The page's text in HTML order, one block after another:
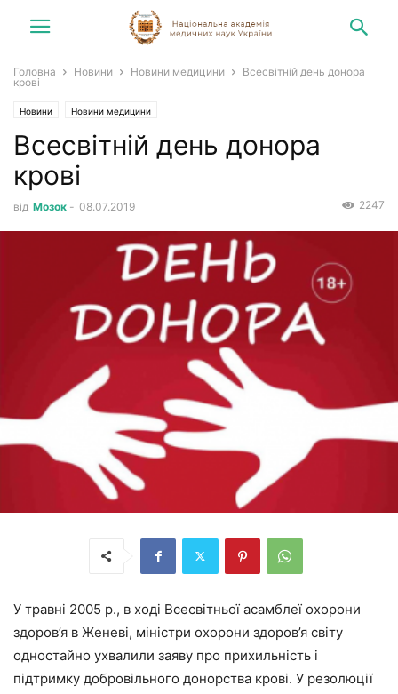
Головна Новини Новини медицини
Всесвітній день донора
крові
Новини Новини медицини
Всесвітній день донора
крові
від Мозок - 08.07.2019 2247
У травні 2005 р., в ході Всесвітньої асамблеї охорони
здоров’я в Женеві, міністри охорони здоров’я світу
одностайно ухвалили заяву про прихильність і
підтримку добровільного донорства крові. У резолюції